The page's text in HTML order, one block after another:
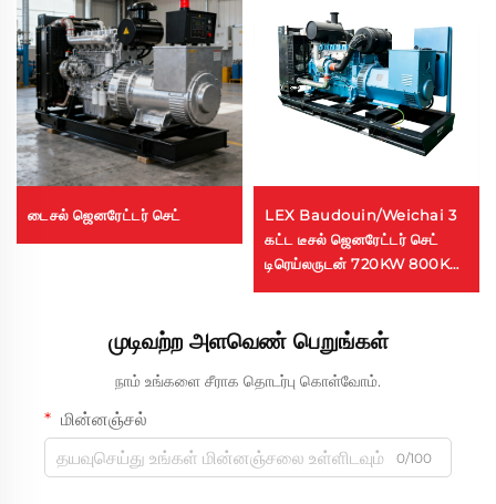
டைசல் ஜெனரேட்டர் செட்
LEX Baudouin/Weichai 3
கட்ட டீசல் ஜெனரேட்டர் செட்
டிரெய்லருடன் 720KW 800KW
முடிவற்ற அளவெண் பெறுங்கள்
நாம் உங்களை சீராக தொடர்பு கொள்வோம்.
மின்னஞ்சல்
0/100